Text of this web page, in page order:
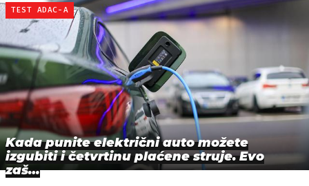
TEST ADAC-A
Kada punite električni auto možete
izgubiti i četvrtinu plaćene struje. Evo
zaš…